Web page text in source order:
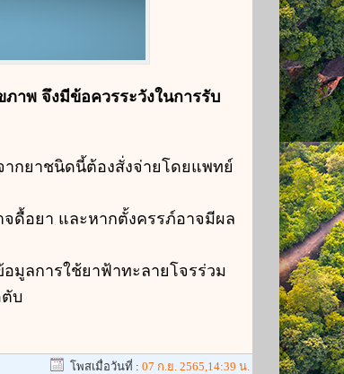
ภาพ จึงมีข้อควรระวังในการรับ
ากยาชนิดนี้ต้องสั่งจ่ายโดยแพทย์
จดื้อยา และหากตั้งครรภ์อาจมีผล
มูลการใช้ยาฟ้าทะลายโจรร่วม
บ
โพสเมื่อวันที่ : 07 ก.ย. 2565,14:39 น.